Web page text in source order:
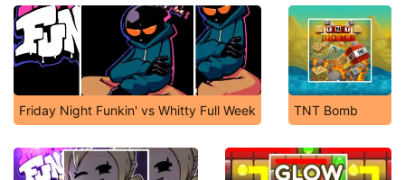
Friday Night Funkin' vs Whitty Full Week TNT Bomb